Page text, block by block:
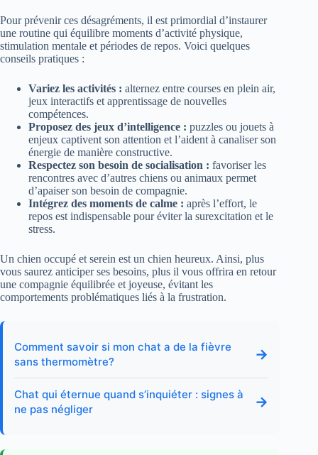
Pour prévenir ces désagréments, il est primordial d’instaurer
une routine qui équilibre moments d’activité physique,
stimulation mentale et périodes de repos. Voici quelques
conseils pratiques :
Variez les activités : alternez entre courses en plein air,
jeux interactifs et apprentissage de nouvelles
compétences.
Proposez des jeux d’intelligence : puzzles ou jouets à
enjeux captivent son attention et l’aident à canaliser son
énergie de manière constructive.
Respectez son besoin de socialisation : favoriser les
rencontres avec d’autres chiens ou animaux permet
d’apaiser son besoin de compagnie.
Intégrez des moments de calme : après l’effort, le
repos est indispensable pour éviter la surexcitation et le
stress.
Un chien occupé et serein est un chien heureux. Ainsi, plus
vous saurez anticiper ses besoins, plus il vous offrira en retour
une compagnie équilibrée et joyeuse, évitant les
comportements problématiques liés à la frustration.
Comment savoir si mon chat a de la fièvre
sans thermomètre?
→
Chat qui éternue quand s’inquiéter : signes à
ne pas négliger
→